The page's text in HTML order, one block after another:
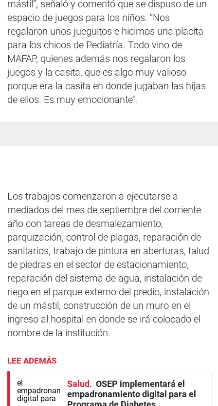
mástil”, señaló y comentó que se dispuso de un
espacio de juegos para los niños. “Nos
regalaron unos jueguitos e hicimos una placita
para los chicos de Pediatría. Todo vino de
MAFAP, quienes además nos regalaron los
juegos y la casita, que es algo muy valioso
porque era la casita en donde jugaban las hijas
de ellos. Es muy emocionante".
Los trabajos comenzaron a ejecutarse a
mediados del mes de septiembre del corriente
año con tareas de desmalezamiento,
parquización, control de plagas, reparación de
sanitarios, trabajo de pintura en aberturas, talud
de piedras en el sector de estacionamiento,
reparación del sistema de agua, instalación de
riego en el parque externo del predio, instalación
de un mástil, construcción de un muro en el
ingreso al hospital en donde se irá colocado el
nombre de la institución.
LEE ADEMÁS
Salud
OSEP implementará el
empadronamiento digital para el